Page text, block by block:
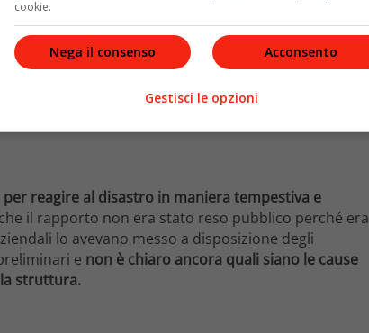
reagire al disastro in maniera tempestiva e
il rapporto non era stato reso pubblico perché era
lo avevano messo a disposizione degli
e non è chiaro ancora quali siano le cause
struttura.
cookie.
Acconsento
Nega il consenso
Gestisci le opzioni